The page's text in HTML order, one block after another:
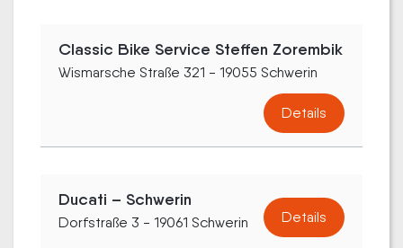
Classic Bike Service Steffen Zorembik
Wismarsche Straße 321 - 19055 Schwerin
Details
Ducati – Schwerin
Dorfstraße 3 - 19061 Schwerin Details